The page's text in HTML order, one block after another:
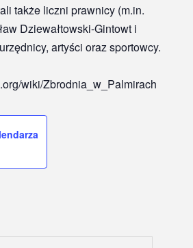
także liczni prawnicy (m.in.
Dziewałtowski-Gintowt i
artyści oraz sportowcy.
wiki/Zbrodnia_w_Palmirach